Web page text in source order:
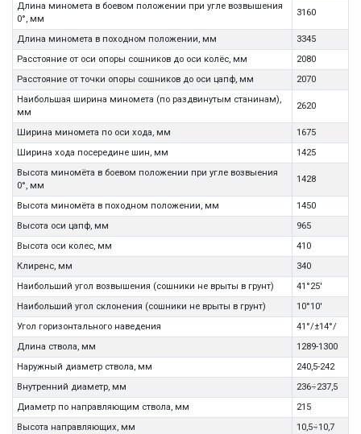
Длина миномета в боевом положении при угле возвышения
0°, мм
3160
Длина миномета в походном положении, мм
3345
Расстояние от оси опоры сошников до оси колёс, мм
2080
Расстояние от точки опоры сошников до оси цапф, мм
2070
Наибольшая ширина миномета (по раздвинутым станинам),
мм
2620
Ширина миномета по оси хода, мм
1675
Ширина хода посередине шин, мм
1425
Высота миномёта в боевом положении при угле возвыения
0°, мм
1428
Высота миномёта в походном положении, мм
1450
Высота оси цапф, мм
965
Высота оси колес, мм
410
Клиренс, мм
340
Наибольший угол возвышения (сошники не врыты в грунт)
41°25'
Наибольший угол склонения (сошники не врыты в грунт)
10°10'
Угол горизонтального наведения
41°/±14°/
Длина ствола, мм
1289-1300
Наружный диаметр ствола, мм
240,5-242
Внутренний диаметр, мм
236÷237,5
Диаметр по направляющим ствола, мм
215
Высота направляющих, мм
10,5÷10,7